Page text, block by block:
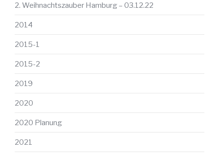
2. Weihnachtszauber Hamburg – 03.12.22
2014
2015-1
2015-2
2019
2020
2020 Planung
2021